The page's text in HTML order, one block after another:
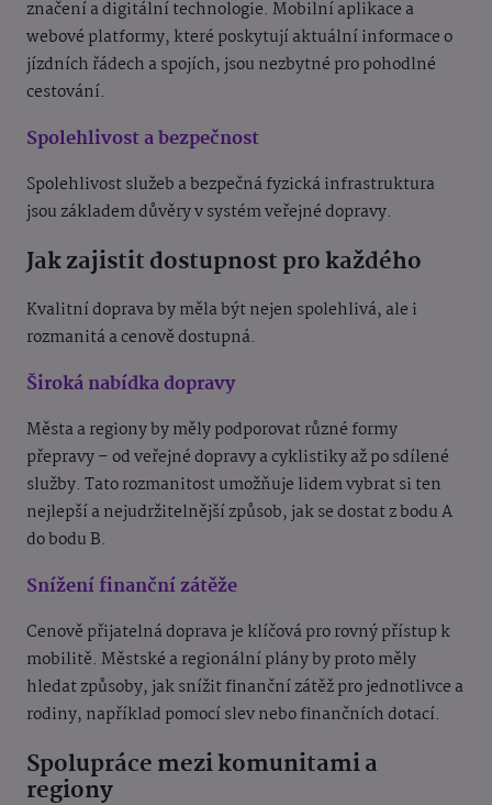
značení a digitální technologie. Mobilní aplikace a
webové platformy, které poskytují aktuální informace o
jízdních řádech a spojích, jsou nezbytné pro pohodlné
cestování.
Spolehlivost a bezpečnost
Spolehlivost služeb a bezpečná fyzická infrastruktura
jsou základem důvěry v systém veřejné dopravy.
Jak zajistit dostupnost pro každého
Kvalitní doprava by měla být nejen spolehlivá, ale i
rozmanitá a cenově dostupná.
Široká nabídka dopravy
Města a regiony by měly podporovat různé formy
přepravy – od veřejné dopravy a cyklistiky až po sdílené
služby. Tato rozmanitost umožňuje lidem vybrat si ten
nejlepší a nejudržitelnější způsob, jak se dostat z bodu A
do bodu B.
Snížení finanční zátěže
Cenově přijatelná doprava je klíčová pro rovný přístup k
mobilitě. Městské a regionální plány by proto měly
hledat způsoby, jak snížit finanční zátěž pro jednotlivce a
rodiny, například pomocí slev nebo finančních dotací.
Spolupráce mezi komunitami a
regiony